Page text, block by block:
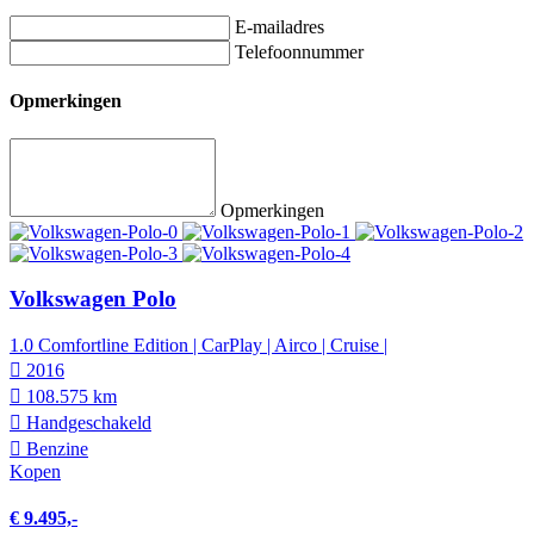
E-mailadres
Telefoonnummer
Opmerkingen
Opmerkingen
Volkswagen Polo
1.0 Comfortline Edition | CarPlay | Airco | Cruise |
2016
108.575 km
Hand­geschakeld
Benzine
Kopen
€ 9.495,-